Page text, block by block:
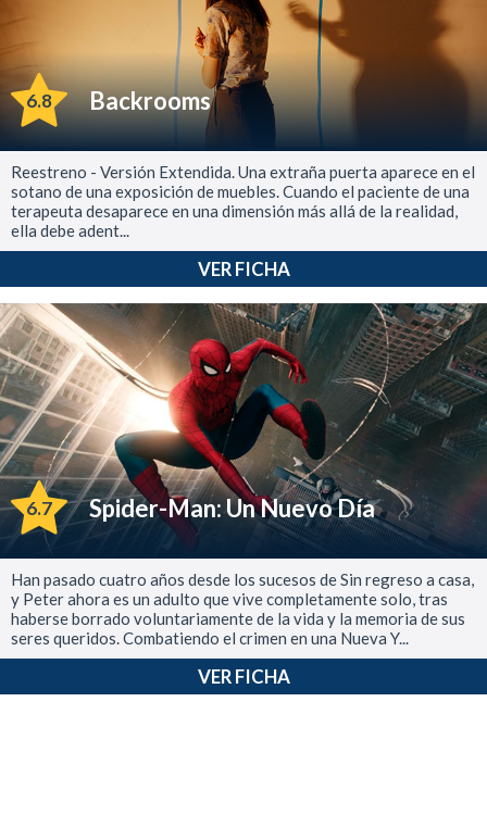
6.8 Backrooms
Reestreno - Versión Extendida. Una extraña puerta aparece en el
sotano de una exposición de muebles. Cuando el paciente de una
terapeuta desaparece en una dimensión más allá de la realidad,
ella debe adent...
VER FICHA
6.7 Spider-Man: Un Nuevo Día
Han pasado cuatro años desde los sucesos de Sin regreso a casa,
y Peter ahora es un adulto que vive completamente solo, tras
haberse borrado voluntariamente de la vida y la memoria de sus
seres queridos. Combatiendo el crimen en una Nueva Y...
VER FICHA